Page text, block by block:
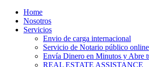
Home
Nosotros
Servicios
Envio de carga internacional
Servicio de Notario público
Envía Dinero en Minutos y Abre
REAL ESTATE ASSISTANCE